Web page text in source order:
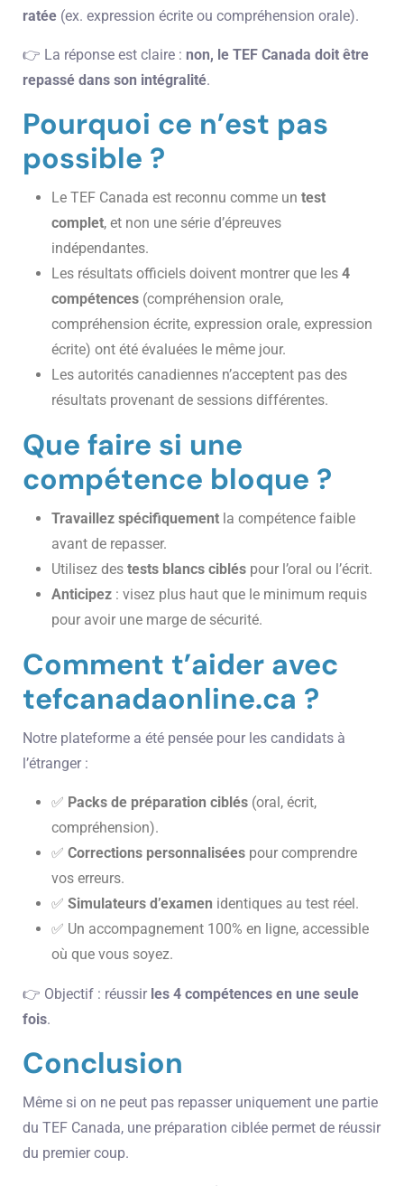
ratée (ex. expression écrite ou compréhension orale).
👉 La réponse est claire : non, le TEF Canada doit être
repassé dans son intégralité.
Pourquoi ce n’est pas
possible ?
Le TEF Canada est reconnu comme un test
complet, et non une série d’épreuves
indépendantes.
Les résultats officiels doivent montrer que les 4
compétences (compréhension orale,
compréhension écrite, expression orale, expression
écrite) ont été évaluées le même jour.
Les autorités canadiennes n’acceptent pas des
résultats provenant de sessions différentes.
Que faire si une
compétence bloque ?
Travaillez spécifiquement la compétence faible
avant de repasser.
Utilisez des tests blancs ciblés pour l’oral ou l’écrit.
Anticipez : visez plus haut que le minimum requis
pour avoir une marge de sécurité.
Comment t’aider avec
tefcanadaonline.ca ?
Notre plateforme a été pensée pour les candidats à
l’étranger :
✅ Packs de préparation ciblés (oral, écrit,
compréhension).
✅ Corrections personnalisées pour comprendre
vos erreurs.
✅ Simulateurs d’examen identiques au test réel.
✅ Un accompagnement 100% en ligne, accessible
où que vous soyez.
👉 Objectif : réussir les 4 compétences en une seule
fois.
Conclusion
Même si on ne peut pas repasser uniquement une partie
du TEF Canada, une préparation ciblée permet de réussir
du premier coup.